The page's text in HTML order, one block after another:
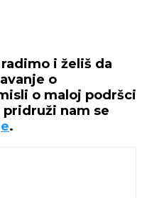
i želiš da
o
o maloj podršci
pridruži nam se
.